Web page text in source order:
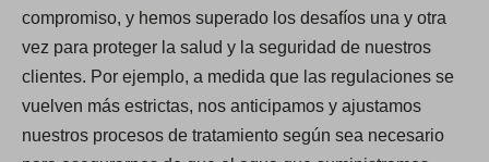
compromiso, y hemos superado los desafíos una y otra
vez para proteger la salud y la seguridad de nuestros
clientes. Por ejemplo, a medida que las regulaciones se
vuelven más estrictas, nos anticipamos y ajustamos
nuestros procesos de tratamiento según sea necesario